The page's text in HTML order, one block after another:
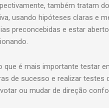
também tratam
usando hipóteses claras e
preconcebidas e estar
que é mais importante testar
de sucesso e realizar testes
ou mudar de direção